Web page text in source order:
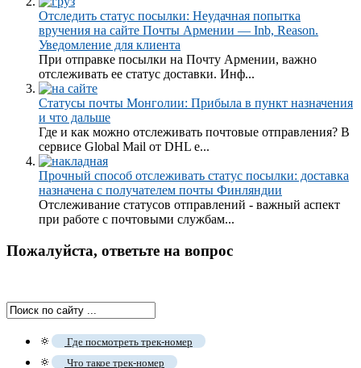
Отследить статус посылки: Неудачная попытка
вручения на сайте Почты Армении — Inb, Reason.
Уведомление для клиента
При отправке посылки на Почту Армении, важно
отслеживать ее статус доставки. Инф...
Статусы почты Монголии: Прибыла в пункт назначения
и что дальше
Где и как можно отслеживать почтовые отправления? В
сервисе Global Mail от DHL е...
Прочный способ отслеживать статус посылки: доставка
назначена с получателем почты Финляндии
Отслеживание статусов отправлений - важный аспект
при работе с почтовыми службам...
Пожалуйста, ответьте на вопрос
🔅 Где посмотреть трек-номер
🔅 Что такое трек-номер